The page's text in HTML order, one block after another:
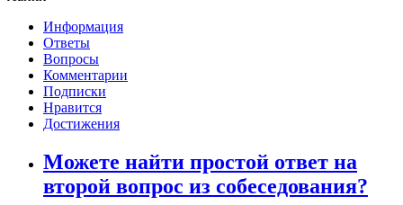
Информация
Ответы
Вопросы
Комментарии
Подписки
Нравится
Достижения
Можете найти простой ответ на
второй вопрос из собеседования?